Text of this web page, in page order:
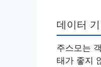
데이터
주스모는
태가 좋지